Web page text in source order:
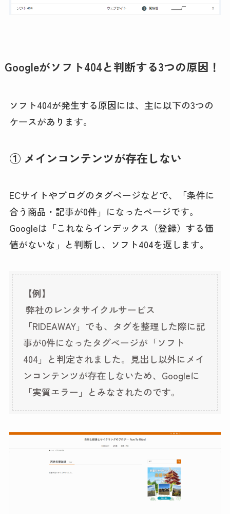
Googleがソフト404と判断する3つの原因！
ソフト404が発生する原因には、主に以下の3つの
ケースがあります。
① メインコンテンツが存在しない
ECサイトやブログのタグページなどで、「条件に
合う商品・記事が0件」になったページです。
Googleは「これならインデックス（登録）する価
値がないな」と判断し、ソフト404を返します。
【例】
弊社のレンタサイクルサービス
「RIDEAWAY」でも、タグを整理した際に記
事が0件になったタグページが「ソフト
404」と判定されました。見出し以外にメイ
ンコンテンツが存在しないため、Googleに
「実質エラー」とみなされたのです。